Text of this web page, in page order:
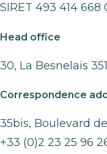
SIRET 493 414 668
Head office
30, La Besnelais
Correspondence
35bis, Boulevard
+33 (0)2 23 25 96